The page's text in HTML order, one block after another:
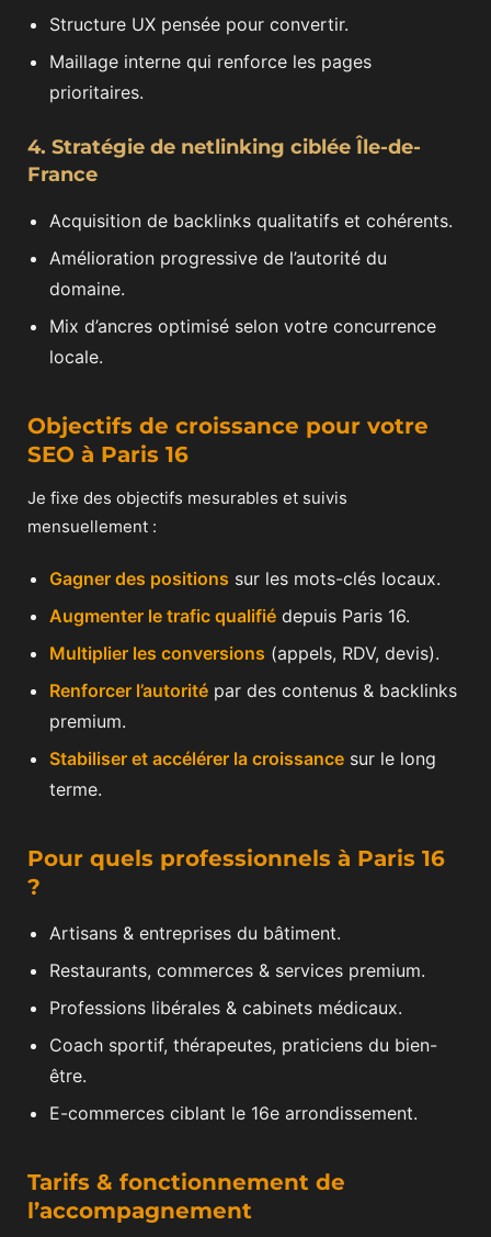
Structure UX pensée pour convertir.
Maillage interne qui renforce les pages
prioritaires.
4. Stratégie de netlinking ciblée Île-de-
France
Acquisition de backlinks qualitatifs et cohérents.
Amélioration progressive de l’autorité du
domaine.
Mix d’ancres optimisé selon votre concurrence
locale.
Objectifs de croissance pour votre
SEO à Paris 16
Je fixe des objectifs mesurables et suivis
mensuellement :
Gagner des positions sur les mots-clés locaux.
Augmenter le trafic qualifié depuis Paris 16.
Multiplier les conversions (appels, RDV, devis).
Renforcer l’autorité par des contenus & backlinks
premium.
Stabiliser et accélérer la croissance sur le long
terme.
Pour quels professionnels à Paris 16
?
Artisans & entreprises du bâtiment.
Restaurants, commerces & services premium.
Professions libérales & cabinets médicaux.
Coach sportif, thérapeutes, praticiens du bien-
être.
E-commerces ciblant le 16e arrondissement.
Tarifs & fonctionnement de
l’accompagnement